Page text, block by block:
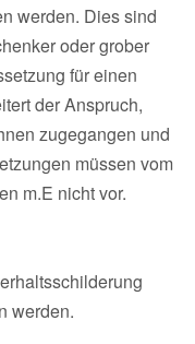
werden. Dies sind
oder grober
für einen
der Anspruch,
zugegangen und
müssen vom
m.E nicht vor.
werden.